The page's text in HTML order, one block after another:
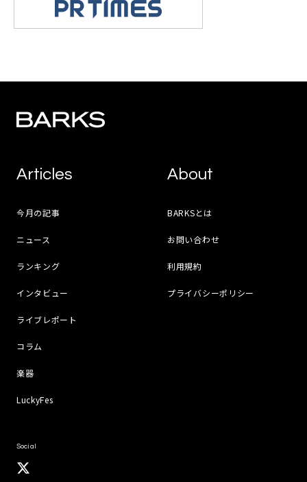
Articles
今月の記事
ニュース
ランキング
インタビュー
ライブレポート
コラム
楽器
LuckyFes
About
BARKSとは
お問い合わせ
利用規約
プライバシーポリシー
Social